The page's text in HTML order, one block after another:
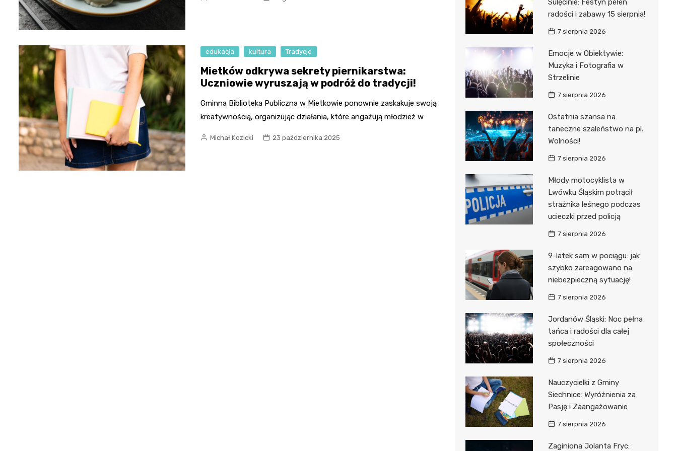
edukacja kultura Tradycje
Mietków odkrywa sekrety piernikarstwa:
Uczniowie wyruszają w podróż do tradycji!
Gminna Biblioteka Publiczna w Mietkowie ponownie zaskakuje swoją
kreatywnością, organizując działania, które angażują młodzież w
Michał Kozicki 23 października 2025
Sulęcinie: Festyn pełen
radości i zabawy 15 sierpnia!
7 sierpnia 2026
Emocje w Obiektywie:
Muzyka i Fotografia w
Strzelinie
7 sierpnia 2026
Ostatnia szansa na
taneczne szaleństwo na pl.
Wolności!
7 sierpnia 2026
Młody motocyklista w
Lwówku Śląskim potrącił
strażnika leśnego podczas
ucieczki przed policją
7 sierpnia 2026
9-latek sam w pociągu: jak
szybko zareagowano na
niebezpieczną sytuację!
7 sierpnia 2026
Jordanów Śląski: Noc pełna
tańca i radości dla całej
społeczności
7 sierpnia 2026
Nauczycielki z Gminy
Siechnice: Wyróżnienia za
Pasję i Zaangażowanie
7 sierpnia 2026
Zaginiona Jolanta Fryc: